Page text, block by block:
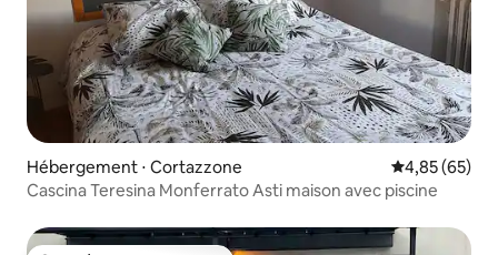
Hébergement ⋅ Cortazzone Évaluation
4,85 (65)
Cascina Teresina Monferrato Asti maison avec piscine